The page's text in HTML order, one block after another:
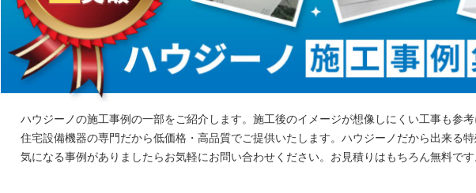
ハウジーノの施工事例の一部をご紹介します。施工後のイメージが想像しにくい工事も参考
住宅設備機器の専門だから低価格・高品質でご提供いたします。ハウジーノだから出来る特
気になる事例がありましたらお気軽にお問い合わせください。お見積りはもちろん無料です